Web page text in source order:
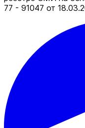
77 - 91047 от